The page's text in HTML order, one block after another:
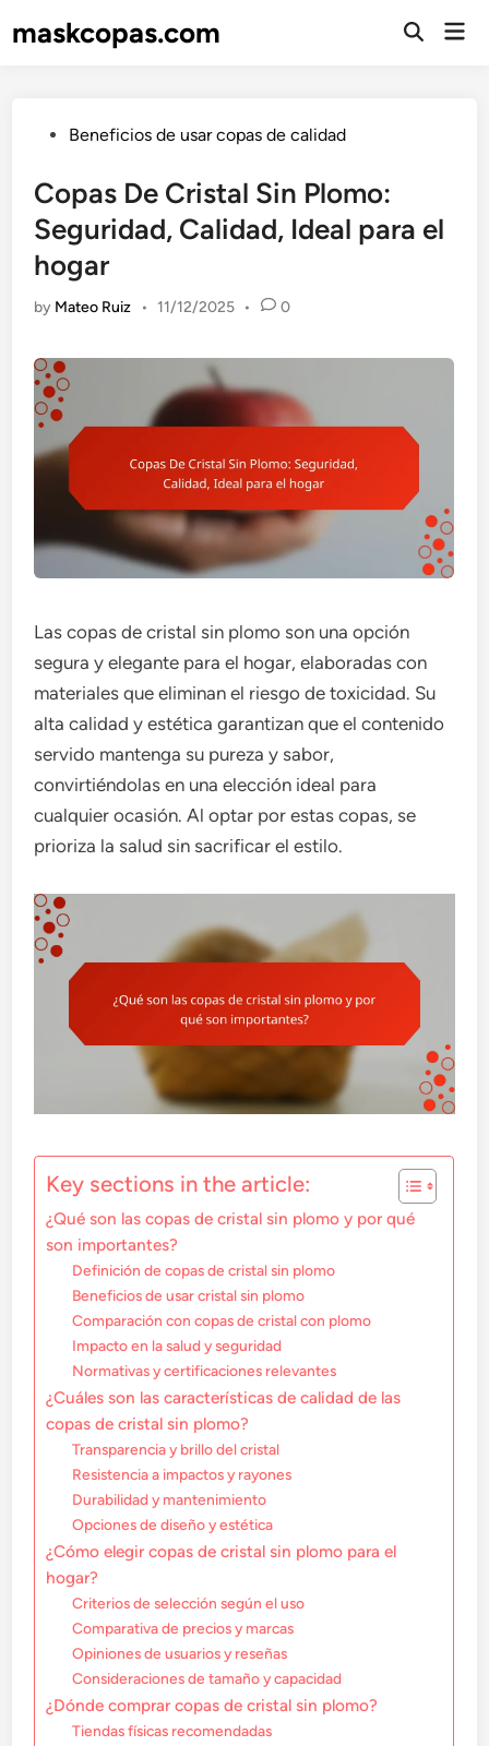
tomaskcopas.com
Open
PostedBeneficios de usar copas de calidad
Copas De Cristal Sin Plomo:
Seguridad, Calidad, Ideal para el
hogar
by Mateo Ruiz • 11/12/2025 • 0
Las copas de cristal sin plomo son una opción
segura y elegante para el hogar, elaboradas con
materiales que eliminan el riesgo de toxicidad. Su
alta calidad y estética garantizan que el contenido
servido mantenga su pureza y sabor,
convirtiéndolas en una elección ideal para
cualquier ocasión. Al optar por estas copas, se
prioriza la salud sin sacrificar el estilo.
Key sections in the article:
¿Qué son las copas de cristal sin plomo y por qué
son importantes?
Definición de copas de cristal sin plomo
Beneficios de usar cristal sin plomo
Comparación con copas de cristal con plomo
Impacto en la salud y seguridad
Normativas y certificaciones relevantes
¿Cuáles son las características de calidad de las
copas de cristal sin plomo?
Transparencia y brillo del cristal
Resistencia a impactos y rayones
Durabilidad y mantenimiento
Opciones de diseño y estética
¿Cómo elegir copas de cristal sin plomo para el
hogar?
Criterios de selección según el uso
Comparativa de precios y marcas
Opiniones de usuarios y reseñas
Consideraciones de tamaño y capacidad
¿Dónde comprar copas de cristal sin plomo?
Tiendas físicas recomendadas